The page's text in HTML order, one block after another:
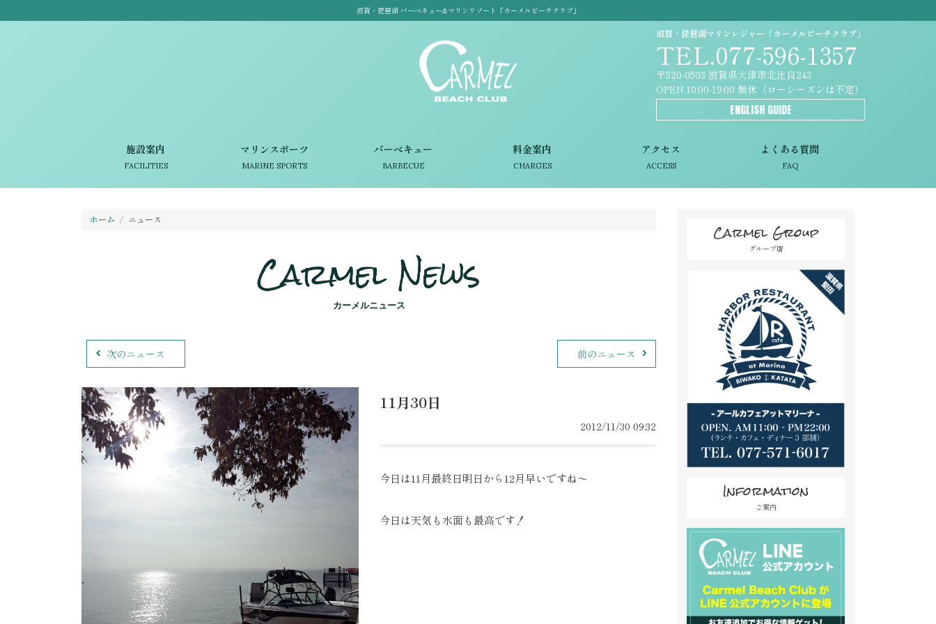
滋賀・琵琶湖 バーベキュー&マリンリゾート「カーメルビーチクラブ」
施設案内
FACILITIES
マリンスポーツ
MARINE SPORTS
バーベキュー
BARBECUE
料金案内
CHARGES
アクセス
ACCESS
よくある質問
FAQ
滋賀・琵琶湖マリンレジャー「カーメルビーチクラブ」
TEL.077-596-1357
〒520-0503 滋賀県大津市北比良243
OPEN.10:00-19:00 無休（ローシーズンは不定）
ENGLISH GUIDE
ホーム ニュース
Carmel News
カーメルニュース
次のニュース 前のニュース
11月30日
2012/11/30 09:32
今日は11月最終日明日から12月早いですね～
今日は天気も水面も最高です！
Carmel Group
グループ店
Information
ご案内